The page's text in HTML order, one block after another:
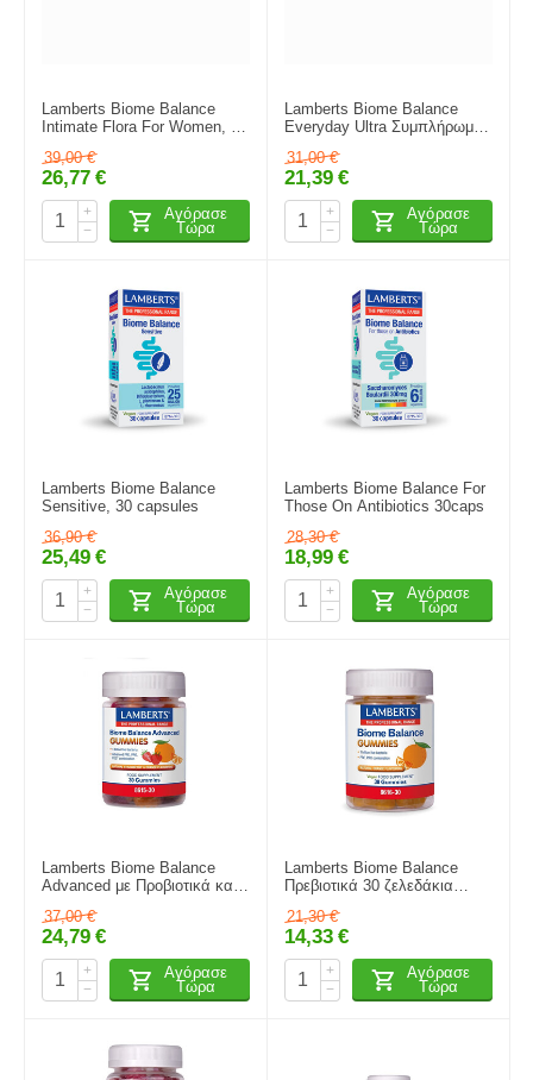
Lamberts Biome Balance
Intimate Flora For Women, 30
39,00 €
26,77 €
+
−
Αγόρασε
Τώρα
Lamberts Biome Balance
Everyday Ultra Συμπλήρωμα
31,00 €
21,39 €
+
−
Αγόρασε
Τώρα
Lamberts Biome Balance
Sensitive, 30 capsules
36,90 €
25,49 €
+
−
Αγόρασε
Τώρα
Lamberts Biome Balance For
Those On Antibiotics 30caps
28,30 €
18,99 €
+
−
Αγόρασε
Τώρα
Lamberts Biome Balance
Advanced με Προβιοτικά και
Πορτοκάλι
37,00 €
24,79 €
+
−
Αγόρασε
Τώρα
Lamberts Biome Balance
Πρεβιοτικά 30 ζελεδάκια
21,30 €
14,33 €
+
−
Αγόρασε
Τώρα